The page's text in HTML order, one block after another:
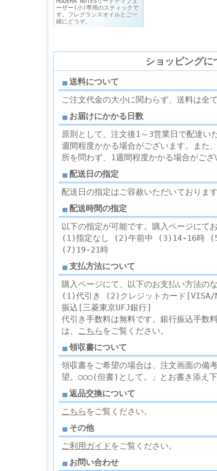
ーザー(小)専用のスティックで
す。フレグランスオイルとご一
緒にどうぞ。
ショッピングに
送料について
ご注文代金の大小に関わらず、送料は全
お届けにかかる日数
原則として、注文後1～3営業日で配達い
週間程度かかる場合がございます。また
所を問わず、1週間程度かかる場合がござ
配送日の指定
配送日の指定はご容赦いただいておりま
配送時間の指定
以下の指定が可能です。購入ページにて
(1)指定なし (2)午前中 (3)14-16時
(7)19-21時
支払方法について
購入ページにて、以下のお支払い方法の
(1)代引き (2)クレジットカード
振込[三菱東京UFJ銀行]
代引き手数料は無料です。銀行振込手数
は、 こちら をご覧ください。
領収書について
領収書をご希望の場合は、注文画面の
望。○○○(但書)として。」とお書き添え
返品交換について
こちら をご覧ください。
その他
ご利用ガイド をご覧ください。
お問い合わせ